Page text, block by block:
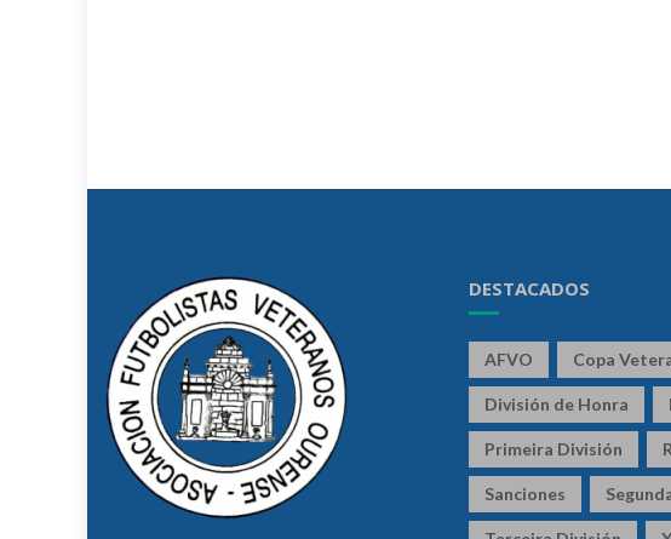
DESTACADOS
AFVO Copa
División de Honra
Primeira División
Sanciones